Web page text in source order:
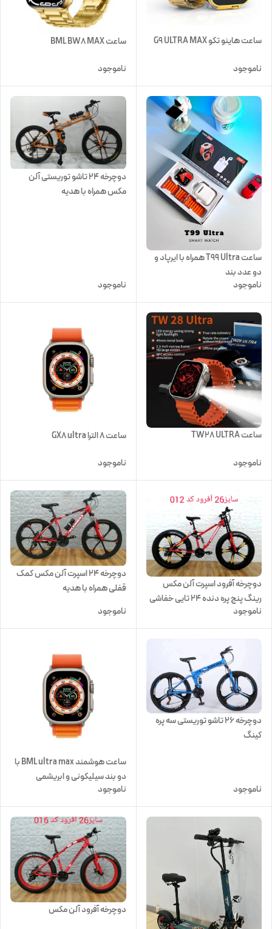
ساعت هاینو تکو G9 ULTRA MAX
ناموجود
ساعت BML BW8 MAX
ناموجود
ساعت T99 Ultra همراه با ایرپاد و
دو عدد بند
ناموجود
دوچرخه 24 تاشو توریستی آلن
مکس همراه با هدیه
ناموجود
ساعت TW28 ULTRA
ناموجود
ساعت ۸ الترا GX8 ultra
ناموجود
دوچرخه آفرود اسپرت آلن مکس
رینگ پنج پره دنده 24 تایی خفاشی
سایز 26 همراه با هدیه
ناموجود
دوچرخه 24 اسپرت آلن مکس کمک
قفلی همراه با هدیه
ناموجود
دوچرخه ۲۶ تاشو توریستی سه پره
کینگ
ناموجود
ساعت هوشمند BML ultra max با
دو بند سیلیکونی و ابریشمی
ناموجود
دوچرخه آفرود آلن مکس